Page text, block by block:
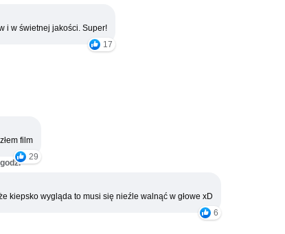
i w świetnej jakości. Super!
17
film
29
kiepsko wygląda to musi się nieźle walnąć w głowe xD
6